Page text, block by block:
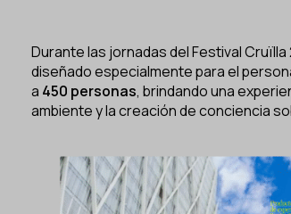
Durante las jornadas delFestival Cruïlla
diseñado especialmente para el
a 450 personas, brindando una
ambiente y la creación de conciencia